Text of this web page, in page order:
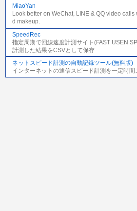
MiaoYan
Look better on WeChat, LINE & QQ video
d makeup.
SpeedRec
指定周期で回線速度計測サイト(FAST USEN
計測した結果をCSVとして保存
ネットスピード計測の自動記録ツール(無料版)
インターネットの通信スピード計測を一定時